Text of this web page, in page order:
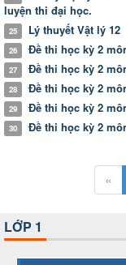
luyện thi đại học.
25 Lý thuyết Vật lý 12
26 Đề thi học kỳ 2
27 Đề thi học kỳ 2
28 Đề thi học kỳ 2
29 Đề thi học kỳ 2
30 Đề thi học kỳ 2
«
LỚP 1